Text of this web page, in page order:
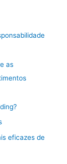
as
eficazes de